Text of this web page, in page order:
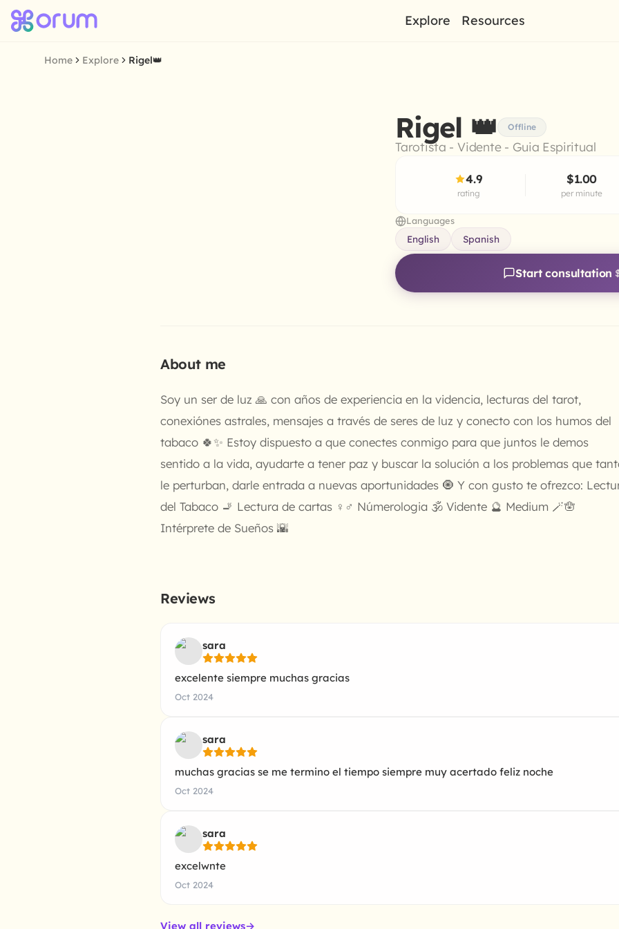
Explore Resources
Home Explore Rigel👑
Rigel 👑 Offline
Tarotista - Vidente - Guia Espiritual
4.9
rating
$1.00
per minute
Languages
English Spanish
Start consultation
About me
Soy un ser de luz 🙏 con años de experiencia en la videncia, lecturas del tarot,
conexiónes astrales, mensajes a través de seres de luz y conecto con los humos del
tabaco 🍀✨ Estoy dispuesto a que conectes conmigo para que juntos le demos
sentido a la vida, ayudarte a tener paz y buscar la solución a los problemas que
le perturban, darle entrada a nuevas aportunidades 🧿 Y con gusto te ofrezco:
del Tabaco 🚬 Lectura de cartas ♀️♂️ Númerologia 🕉️ Vidente 🔮 Medium 🪄🪬
Intérprete de Sueños 🌇
Reviews
sara
excelente siempre muchas gracias
Oct 2024
sara
muchas gracias se me termino el tiempo siempre muy acertado feliz noche
Oct 2024
sara
excelwnte
Oct 2024
View all reviews→